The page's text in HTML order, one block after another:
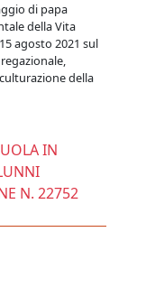
di papa
della Vita
agosto 2021 sul
della
IN
N. 22752